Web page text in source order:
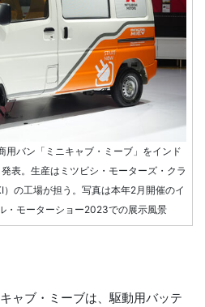
バン「ミニキャブ・ミーブ」をインド
表。生産はミツビシ・モーターズ・クラ
の工場が担う。写真は本年2月開催のイ
・モーターショー2023での展示風景
ャブ・ミーブは、駆動用バッテ